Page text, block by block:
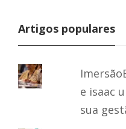
Artigos populares
e isaac
sua